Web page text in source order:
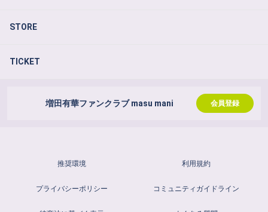
STORE
TICKET
増田有華ファンクラブ masu mani 会員登録
推奨環境 利用規約
プライバシーポリシー コミュニティガイドライン